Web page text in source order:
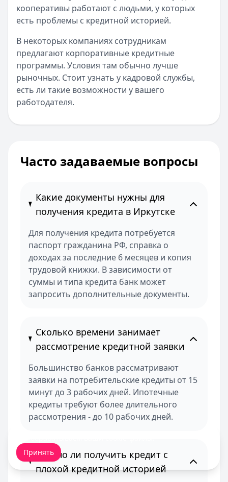
кооперативы работают с людьми, у которых
есть проблемы с кредитной историей.
В некоторых компаниях сотрудникам
предлагают корпоративные кредитные
программы. Условия там обычно лучше
рыночных. Стоит узнать у кадровой службы,
есть ли такие возможности у вашего
работодателя.
Часто задаваемые вопросы
Какие документы нужны для
получения кредита в Иркутске
Для получения кредита потребуется
паспорт гражданина РФ, справка о
доходах за последние 6 месяцев и копия
трудовой книжки. В зависимости от
суммы и типа кредита банк может
запросить дополнительные документы.
Сколько времени занимает
рассмотрение кредитной заявки
Большинство банков рассматривают
заявки на потребительские кредиты от 15
минут до 3 рабочих дней. Ипотечные
кредиты требуют более длительного
рассмотрения - до 10 рабочих дней.
Можно ли получить кредит с
плохой кредитной историей
Принять